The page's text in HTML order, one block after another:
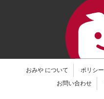
おみや について ポリシー
お問い合わせ